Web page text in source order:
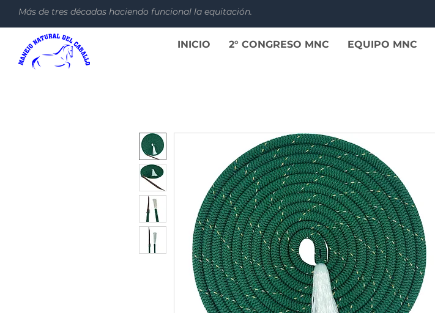
Más de tres décadas haciendo funcional la equitación.
INICIO 2° CONGRESO MNC EQUIPO MNC